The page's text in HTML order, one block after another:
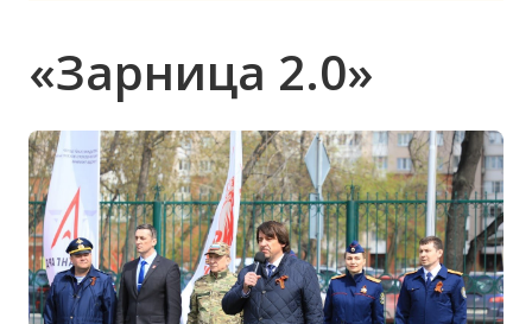
«Зарница 2.0»